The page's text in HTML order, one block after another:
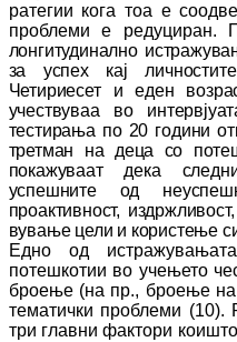
ра­те­ги­и кога тоа е
проблеми е редуциран.
лонгитудинално
за ус­пех кај
Четириесет и еден
учествуваа во
тестирања по 20 го­ди­ни
трет­ман на деца со
покажуваат дека
успешните од
проактивност,
ву­вање цели и користење
Едно од
потешкотии во учењето
броење (на пр., брое­ње
те­ма­тички проблеми (10).
три главни фактори